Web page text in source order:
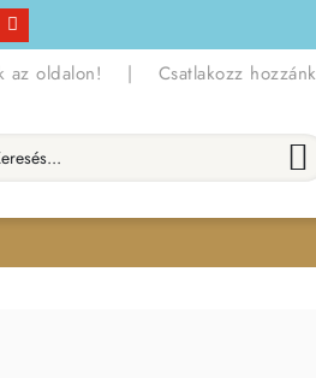
az oldalon! | Csatlakozz hozzánk